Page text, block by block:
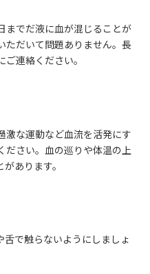
までだ液に血が混じることが
ただいて問題ありません。長
連絡ください。
激な運動など血流を活発にす
ださい。血の巡りや体温の上
あります。
で触らないようにしましょ